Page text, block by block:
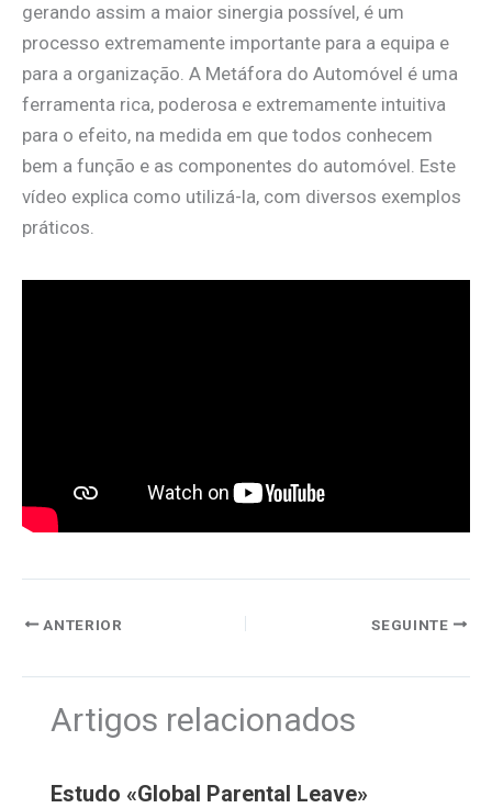
gerando assim a maior sinergia possível, é um
processo extremamente importante para a equipa e
para a organização. A Metáfora do Automóvel é uma
ferramenta rica, poderosa e extremamente intuitiva
para o efeito, na medida em que todos conhecem
bem a função e as componentes do automóvel. Este
vídeo explica como utilizá-la, com diversos exemplos
práticos.
ANTERIOR SEGUINTE
Artigos relacionados
Estudo «Global Parental Leave»